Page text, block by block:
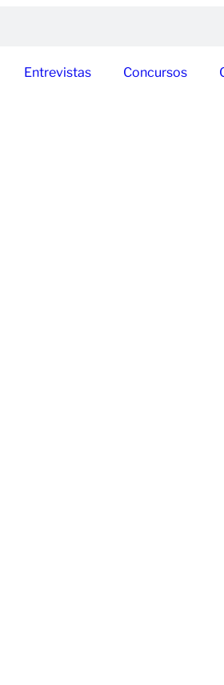
Entrevistas Concursos